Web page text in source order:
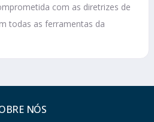
com as diretrizes de
todas as ferramentas da
NÓS